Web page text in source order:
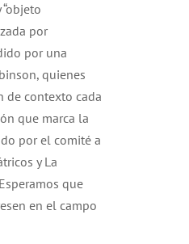
por
por una
quienes
de contexto cada
que marca la
por el comité a
y La
que
en el campo